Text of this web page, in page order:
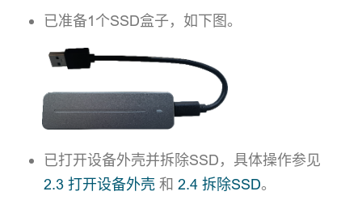
已准备1个SSD盒子，如下图。
已打开设备外壳并拆除SSD，具体操作参见
2.3 打开设备外壳和 2.4 拆除SSD。